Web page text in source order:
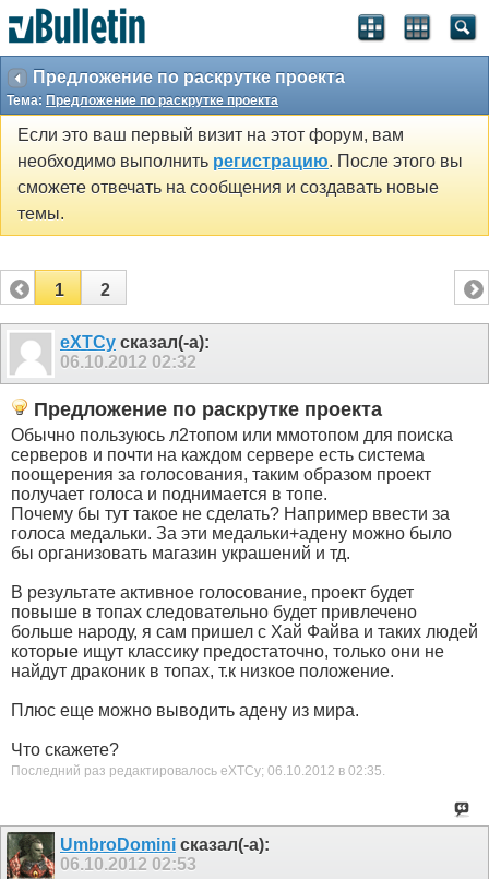
Предложение по раскрутке проекта
Тема: Предложение по раскрутке проекта
Если это ваш первый визит на этот форум, вам
необходимо выполнить регистрацию. После этого вы
сможете отвечать на сообщения и создавать новые
темы.
1 2
eXTCy сказал(-а):
06.10.2012 02:32
Предложение по раскрутке проекта
Обычно пользуюсь л2топом или ммотопом для поиска
серверов и почти на каждом сервере есть система
поощерения за голосования, таким образом проект
получает голоса и поднимается в топе.
Почему бы тут такое не сделать? Например ввести за
голоса медальки. За эти медальки+адену можно было
бы организовать магазин украшений и тд.
В результате активное голосование, проект будет
повыше в топах следовательно будет привлечено
больше народу, я сам пришел с Хай Файва и таких людей
которые ищут классику предостаточно, только они не
найдут драконик в топах, т.к низкое положение.
Плюс еще можно выводить адену из мира.
Что скажете?
Последний раз редактировалось eXTCy; 06.10.2012 в 02:35.
UmbroDomini сказал(-а):
06.10.2012 02:53